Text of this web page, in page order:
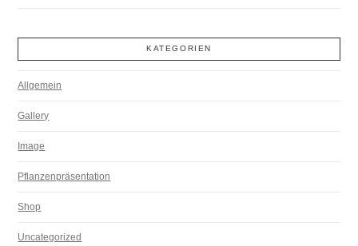
KATEGORIEN
Allgemein
Gallery
Image
Pflanzenpräsentation
Shop
Uncategorized